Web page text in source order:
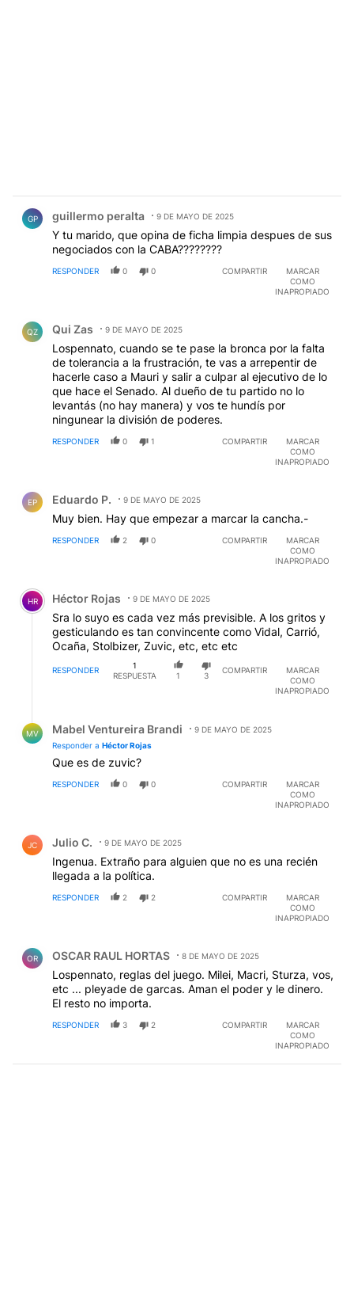
GP guillermo peralta 9 DE MAYO DE 2025
Y tu marido, que opina de ficha limpia despues de sus
negociados con la CABA????????
RESPONDER 0 0 COMPARTIR
MARCAR
COMO
INAPROPIADO
QZ Qui Zas 9 DE MAYO DE 2025
Lospennato, cuando se te pase la bronca por la falta
de tolerancia a la frustración, te vas a arrepentir de
hacerle caso a Mauri y salir a culpar al ejecutivo de lo
que hace el Senado. Al dueño de tu partido no lo
levantás (no hay manera) y vos te hundís por
ningunear la división de poderes.
RESPONDER 0 1 COMPARTIR
MARCAR
COMO
INAPROPIADO
EP Eduardo P. 9 DE MAYO DE 2025
Muy bien. Hay que empezar a marcar la cancha.-
RESPONDER 2 0 COMPARTIR
MARCAR
COMO
INAPROPIADO
Comentario de Héctor Rojas.
HR Héctor Rojas 9 DE MAYO DE 2025
Sra lo suyo es cada vez más previsible. A los gritos y
gesticulando es tan convincente como Vidal, Carrió,
Ocaña, Stolbizer, Zuvic, etc, etc etc
RESPONDER
1
RESPUESTA
1 3
COMPARTIR
MARCAR
COMO
INAPROPIADO
MV Mabel Ventureira Brandi
9 DE MAYO DE 2025
Responder a Héctor Rojas
Que es de zuvic?
RESPONDER 0 0 COMPARTIR
MARCAR
COMO
INAPROPIADO
JC Julio C. 9 DE MAYO DE 2025
Ingenua. Extraño para alguien que no es una recién
llegada a la política.
RESPONDER 2 2 COMPARTIR
MARCAR
COMO
INAPROPIADO
OR OSCAR RAUL HORTAS 8 DE MAYO DE 2025
Lospennato, reglas del juego. Milei, Macri, Sturza, vos,
etc ... pleyade de garcas. Aman el poder y le dinero.
El resto no importa.
RESPONDER 3 2 COMPARTIR
MARCAR
COMO
INAPROPIADO